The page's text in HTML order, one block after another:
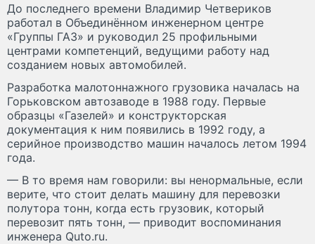
До последнего времени Владимир Четвериков
работал в Объединённом инженерном центре
«Группы ГАЗ» и руководил 25 профильными
центрами компетенций, ведущими работу над
созданием новых автомобилей.
Разработка малотоннажного грузовика началась на
Горьковском автозаводе в 1988 году. Первые
образцы «Газелей» и конструкторская
документация к ним появились в 1992 году, а
серийное производство машин началось летом 1994
года.
— В то время нам говорили: вы ненормальные, если
верите, что стоит делать машину для перевозки
полутора тонн, когда есть грузовик, который
перевозит пять тонн, — приводит воспоминания
инженера Quto.ru.